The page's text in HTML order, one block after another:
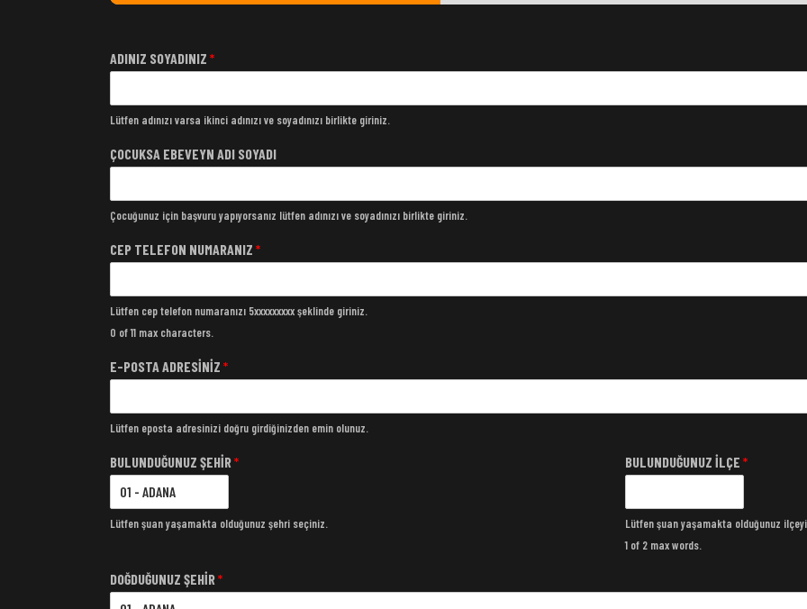
ADINIZ SOYADINIZ *
Lütfen adınızı varsa ikinci adınızı ve soyadınızı birlikte giriniz.
ÇOCUKSA EBEVEYN ADI SOYADI
Çocuğunuz için başvuru yapıyorsanız lütfen adınızı ve soyadınızı birlikte giriniz.
CEP TELEFON NUMARANIZ *
Lütfen cep telefon numaranızı 5xxxxxxxxx şeklinde giriniz.
0 of 11 max characters.
E-POSTA ADRESİNİZ *
Lütfen eposta adresinizi doğru girdiğinizden emin olunuz.
BULUNDUĞUNUZ ŞEHİR*
Lütfen şuan yaşamakta olduğunuz şehri seçiniz.
BULUNDUĞUNUZ İLÇE *
Lütfen şuan yaşamakta olduğunuz ilçeyi
1 of 2 max words.
DOĞDUĞUNUZ ŞEHİR*